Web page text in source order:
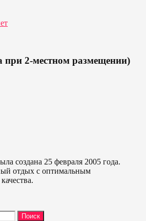
при 2-местном размещении)
создана 25 февраля 2005 года.
отдых с оптимальным